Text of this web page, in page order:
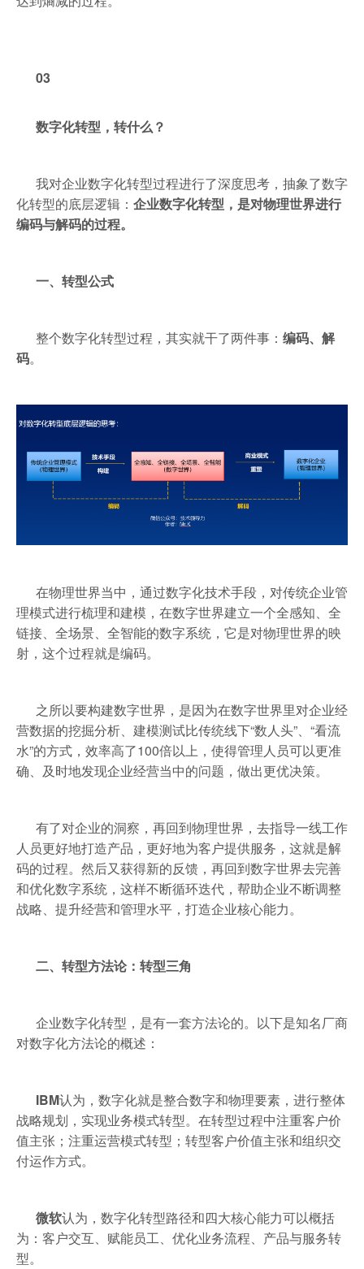
03
数字化转型，转什么？
我对企业数字化转型过程进行了深度思考，抽象了数字
化转型的底层逻辑： 企业数字化转型，是对物理世界进行
编码与解码的过程。
一、转型公式
整个数字化转型过程，其实就干了两件事： 编码、解
码。
在物理世界当中，通过数字化技术手段，对传统企业管
理模式进行梳理和建模，在数字世界建立一个全感知、全
链接、全场景、全智能的数字系统，它是对物理世界的映
射，这个过程就是编码。
之所以要构建数字世界，是因为在数字世界里对企业经
营数据的挖掘分析、建模测试比传统线下“数人头”、“看流
水”的方式，效率高了100倍以上，使得管理人员可以更准
确、及时地发现企业经营当中的问题，做出更优决策。
有了对企业的洞察，再回到物理世界，去指导一线工作
人员更好地打造产品，更好地为客户提供服务，这就是解
码的过程。然后又获得新的反馈，再回到数字世界去完善
和优化数字系统，这样不断循环迭代，帮助企业不断调整
战略、提升经营和管理水平，打造企业核心能力。
二、转型方法论：转型三角
企业数字化转型，是有一套方法论的。以下是知名厂商
对数字化方法论的概述：
IBM认为，数字化就是整合数字和物理要素，进行整体
战略规划，实现业务模式转型。在转型过程中注重客户价
值主张；注重运营模式转型；转型客户价值主张和组织交
付运作方式。
微软认为，数字化转型路径和四大核心能力可以概括
为：客户交互、赋能员工、优化业务流程、产品与服务转
型。